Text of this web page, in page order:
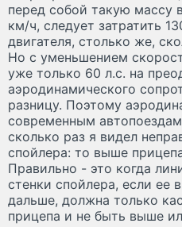
перед собой такую массу
км/ч, следует затратить
двигателя, столько же,
Но с уменьшением
уже только 60 л.с. на
аэродинамического
разницу. Поэтому
современным
сколько раз я видел
спойлера: то выше
Правильно - это когда
стенки спойлера, если ее
дальше, должна только
прицепа и не быть выше